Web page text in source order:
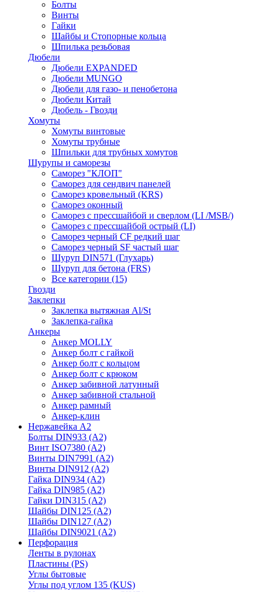
Болты
Винты
Гайки
Шайбы и Стопорные кольца
Шпилька резьбовая
Дюбели
Дюбели EXPANDED
Дюбели MUNGO
Дюбели для газо- и пенобетона
Дюбели Китай
Дюбель - Гвозди
Хомуты
Хомуты винтовые
Хомуты трубные
Шпильки для трубных хомутов
Шурупы и саморезы
Саморез "КЛОП"
Саморез для сендвич панелей
Саморез кровельный (KRS)
Саморез оконный
Саморез с прессшайбой и сверлом (LI /MSB/)
Саморез с прессшайбой острый (LI)
Саморез черный CF редкий шаг
Саморез черный SF частый шаг
Шуруп DIN571 (Глухарь)
Шуруп для бетона (FRS)
Все категории (15)
Гвозди
Заклепки
Заклепка вытяжная Al/St
Заклепка-гайка
Анкеры
Анкер MOLLY
Анкер болт с гайкой
Анкер болт с кольцом
Анкер болт с крюком
Анкер забивной латунный
Анкер забивной стальной
Анкер рамный
Анкер-клин
Нержавейка А2
Болты DIN933 (A2)
Винт ISO7380 (A2)
Винты DIN7991 (A2)
Винты DIN912 (A2)
Гайка DIN934 (A2)
Гайка DIN985 (A2)
Гайки DIN315 (A2)
Шайбы DIN125 (A2)
Шайбы DIN127 (A2)
Шайбы DIN9021 (A2)
Перфорация
Ленты в рулонах
Пластины (PS)
Углы бытовые
Углы под углом 135 (KUS)